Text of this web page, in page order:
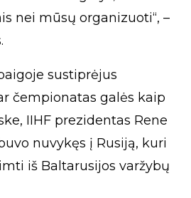
nei mūsų organizuoti“, –
sustiprėjus
čempionatas galės kaip
IIHF prezidentas Rene
nuvykęs į Rusiją, kuri
iš Baltarusijos varžybų